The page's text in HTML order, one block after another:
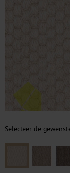
Selecteer de